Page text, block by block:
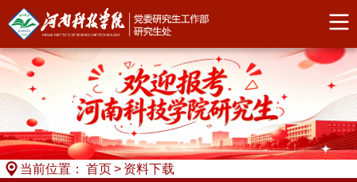
当前位置： 首页> 资料下载